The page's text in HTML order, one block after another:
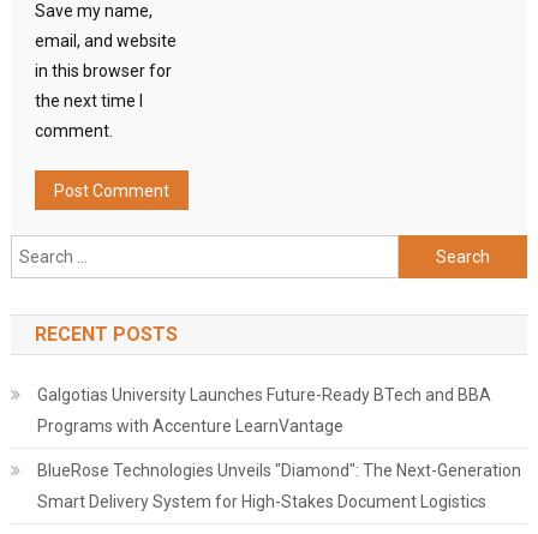
Save my name,
email, and website
in this browser for
the next time I
comment.
Search
for:
RECENT POSTS
Galgotias University Launches Future-Ready BTech and BBA
Programs with Accenture LearnVantage
BlueRose Technologies Unveils "Diamond": The Next-Generation
Smart Delivery System for High-Stakes Document Logistics